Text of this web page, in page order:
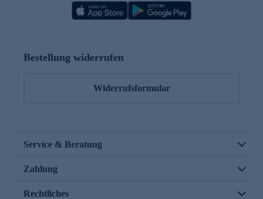
Bestellung widerrufen
Widerrufsformular
Service & Beratung
Zahlung
Rechtliches